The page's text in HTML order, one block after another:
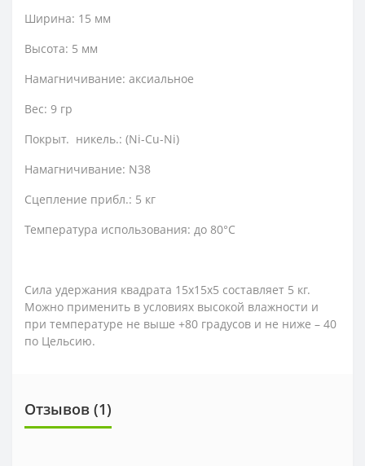
Ширина: 15 мм
Высота: 5 мм
Намагничивание: аксиальное
Вес: 9 гр
Покрыт. никель.: (Ni-Cu-Ni)
Намагничивание: N38
Сцепление прибл.: 5 кг
Температура использования: до 80°C
Сила удержания квадрата 15х15х5 составляет 5 кг.
Можно применить в условиях высокой влажности и
при температуре не выше +80 градусов и не ниже – 40
по Цельсию.
Отзывов (1)